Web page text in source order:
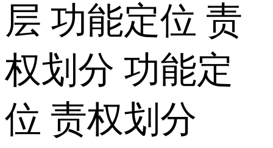
层 功能定位 责
权划分 功能定
位 责权划分